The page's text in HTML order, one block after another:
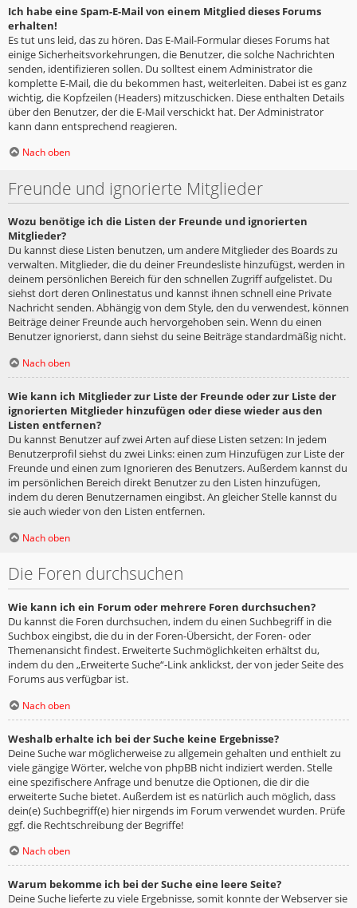
Ich habe eine Spam-E-Mail von einem Mitglied dieses Forums
erhalten!
Es tut uns leid, das zu hören. Das E-Mail-Formular dieses Forums hat
einige Sicherheitsvorkehrungen, die Benutzer, die solche Nachrichten
senden, identifizieren sollen. Du solltest einem Administrator die
komplette E-Mail, die du bekommen hast, weiterleiten. Dabei ist es ganz
wichtig, die Kopfzeilen (Headers) mitzuschicken. Diese enthalten Details
über den Benutzer, der die E-Mail verschickt hat. Der Administrator
kann dann entsprechend reagieren.
Nach oben
Freunde und ignorierte Mitglieder
Wozu benötige ich die Listen der Freunde und ignorierten
Mitglieder?
Du kannst diese Listen benutzen, um andere Mitglieder des Boards zu
verwalten. Mitglieder, die du deiner Freundesliste hinzufügst, werden in
deinem persönlichen Bereich für den schnellen Zugriff aufgelistet. Du
siehst dort deren Onlinestatus und kannst ihnen schnell eine Private
Nachricht senden. Abhängig von dem Style, den du verwendest, können
Beiträge deiner Freunde auch hervorgehoben sein. Wenn du einen
Benutzer ignorierst, dann siehst du seine Beiträge standardmäßig nicht.
Nach oben
Wie kann ich Mitglieder zur Liste der Freunde oder zur Liste der
ignorierten Mitglieder hinzufügen oder diese wieder aus den
Listen entfernen?
Du kannst Benutzer auf zwei Arten auf diese Listen setzen: In jedem
Benutzerprofil siehst du zwei Links: einen zum Hinzufügen zur Liste der
Freunde und einen zum Ignorieren des Benutzers. Außerdem kannst du
im persönlichen Bereich direkt Benutzer zu den Listen hinzufügen,
indem du deren Benutzernamen eingibst. An gleicher Stelle kannst du
sie auch wieder von den Listen entfernen.
Nach oben
Die Foren durchsuchen
Wie kann ich ein Forum oder mehrere Foren durchsuchen?
Du kannst die Foren durchsuchen, indem du einen Suchbegriff in die
Suchbox eingibst, die du in der Foren-Übersicht, der Foren- oder
Themenansicht findest. Erweiterte Suchmöglichkeiten erhältst du,
indem du den „Erweiterte Suche“-Link anklickst, der von jeder Seite des
Forums aus verfügbar ist.
Nach oben
Weshalb erhalte ich bei der Suche keine Ergebnisse?
Deine Suche war möglicherweise zu allgemein gehalten und enthielt zu
viele gängige Wörter, welche von phpBB nicht indiziert werden. Stelle
eine spezifischere Anfrage und benutze die Optionen, die dir die
erweiterte Suche bietet. Außerdem ist es natürlich auch möglich, dass
dein(e) Suchbegriff(e) hier nirgends im Forum verwendet wurden. Prüfe
ggf. die Rechtschreibung der Begriffe!
Nach oben
Warum bekomme ich bei der Suche eine leere Seite?
Deine Suche lieferte zu viele Ergebnisse, somit konnte der Webserver sie